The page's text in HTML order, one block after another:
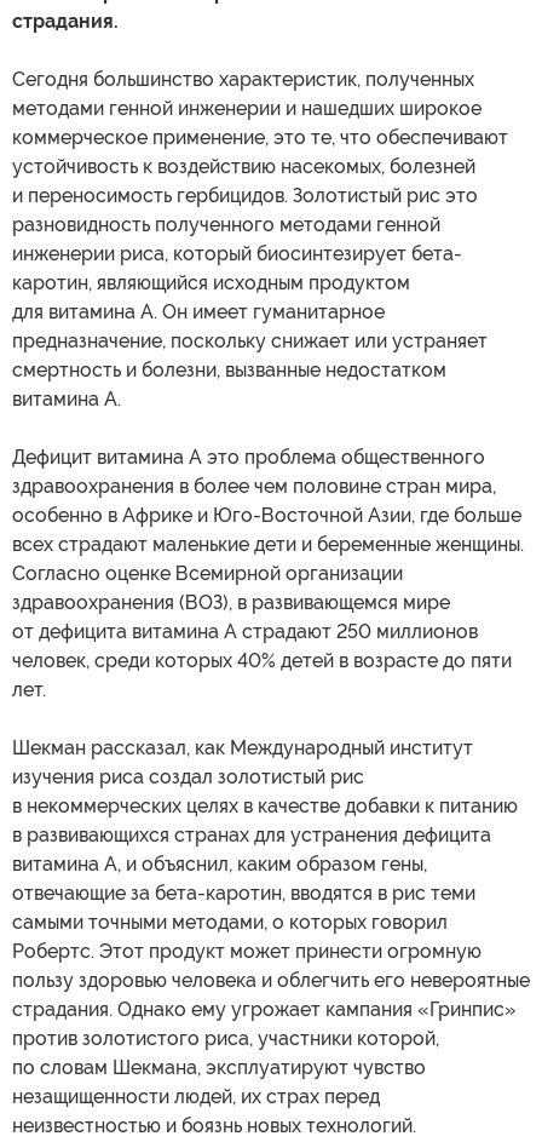
страдания.
Сегодня большинство характеристик, полученных
методами генной инженерии и нашедших широкое
коммерческое применение, это те, что обеспечивают
устойчивость к воздействию насекомых, болезней
и переносимость гербицидов. Золотистый рис это
разновидность полученного методами генной
инженерии риса, который биосинтезирует бета-
каротин, являющийся исходным продуктом
для витамина А. Он имеет гуманитарное
предназначение, поскольку снижает или устраняет
смертность и болезни, вызванные недостатком
витамина А.
Дефицит витамина А это проблема общественного
здравоохранения в более чем половине стран мира,
особенно в Африке и Юго-Восточной Азии, где больше
всех страдают маленькие дети и беременные женщины.
Согласно оценке Всемирной организации
здравоохранения (ВОЗ), в развивающемся мире
от дефицита витамина А страдают 250 миллионов
человек, среди которых 40% детей в возрасте до пяти
лет.
Шекман рассказал, как Международный институт
изучения риса создал золотистый рис
в некоммерческих целях в качестве добавки к питанию
в развивающихся странах для устранения дефицита
витамина А, и объяснил, каким образом гены,
отвечающие за бета-каротин, вводятся в рис теми
самыми точными методами, о которых говорил
Робертс. Этот продукт может принести огромную
пользу здоровью человека и облегчить его невероятные
страдания. Однако ему угрожает кампания «Гринпис»
против золотистого риса, участники которой,
по словам Шекмана, эксплуатируют чувство
незащищенности людей, их страх перед
неизвестностью и боязнь новых технологий.